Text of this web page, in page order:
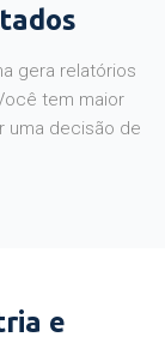
gera relatórios
tem maior
uma decisão de
e